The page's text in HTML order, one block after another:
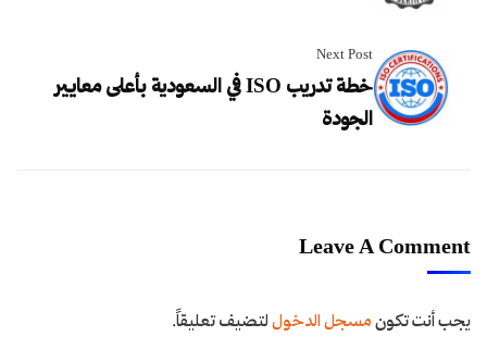
Next Post
خطة تدريب ISO في السعودية بأعلى معايير
الجودة
Leave A Comment
يجب أنت تكونمسجل الدخوللتضيف تعليقاً.